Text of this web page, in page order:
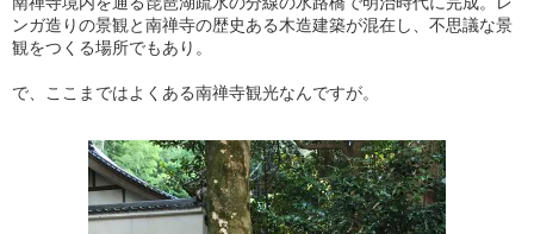
ンガ造りの景観と南禅寺の歴史ある木造建築が混在し、不思議な景
観をつくる場所でもあり。
で、ここまではよくある南禅寺観光なんですが。